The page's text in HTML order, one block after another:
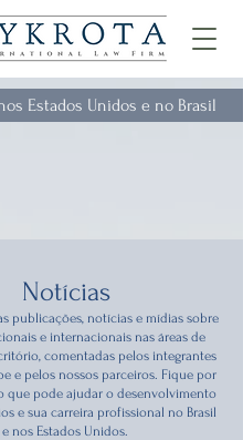
Estados Unidos e no Brasil
Notícias
publicações, notícias e mídias sobre
e internacionais nas áreas de
comentadas pelos integrantes
e pelos nossos parceiros. Fique por
que pode ajudar o desenvolvimento
e sua carreira profissional no Brasil
e nos Estados Unidos.